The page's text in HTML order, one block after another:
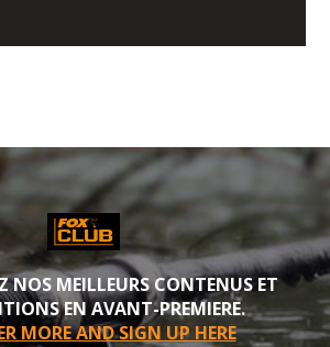
MEILLEURS CONTENUS ET
EN AVANT-PREMIERE.
MORE AND SIGN UP HERE